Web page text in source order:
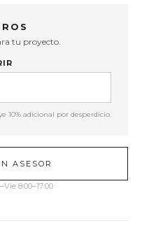
tu proyecto.
10% adicional por desperdicio.
ASESOR
8:00–17:00